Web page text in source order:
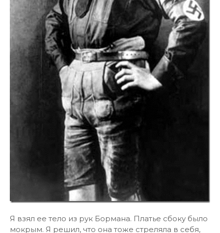
Я взял ее тело из рук Бормана. Платье сбоку было
мокрым. Я решил, что она тоже стреляла в себя,